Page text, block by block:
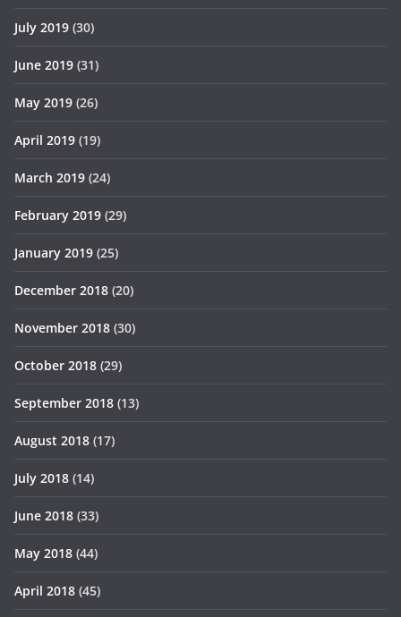
July 2019 (30)
June 2019 (31)
May 2019 (26)
April 2019 (19)
March 2019 (24)
February 2019 (29)
January 2019 (25)
December 2018 (20)
November 2018 (30)
October 2018 (29)
September 2018 (13)
August 2018 (17)
July 2018 (14)
June 2018 (33)
May 2018 (44)
April 2018 (45)